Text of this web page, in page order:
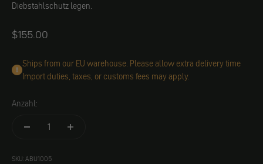
Diebstahlschutz legen.
Angebot
$155.00
Ships from our EU warehouse. Please allow extra delivery time
Import duties, taxes, or customs fees may apply.
Anzahl:
SKU: ABU1005